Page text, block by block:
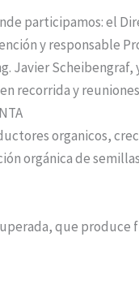
participamos: el
y responsable
Javier Scheibengraf,
recorrida y
organicos,
orgánica de
que produce